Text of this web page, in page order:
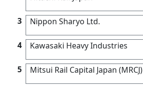
3 Nippon Sharyo Ltd.
4 Kawasaki Heavy Industries
5 Mitsui Rail Capital Japan (MRCJ)